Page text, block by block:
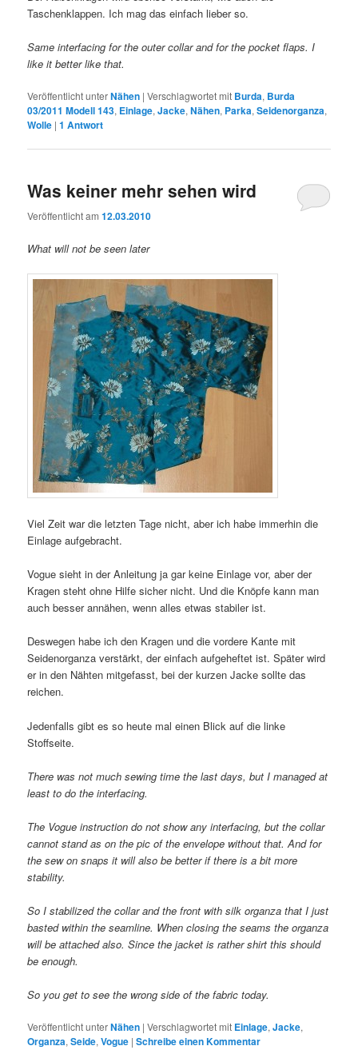
Taschenklappen. Ich mag das einfach lieber so.
Same interfacing for the outer collar and for the pocket flaps. I
like it better like that.
Veröffentlicht unterNähen |Verschlagwortet mit Burda, Burda
03/2011 Modell 143, Einlage,Jacke,Nähen, Parka,Seidenorganza,
Wolle |1 Antwort
Was keiner mehr sehen wird
Veröffentlicht am12.03.2010
What will not be seen later
Viel Zeit war die letzten Tage nicht, aber ich habe immerhin die
Einlage aufgebracht.
Vogue sieht in der Anleitung ja gar keine Einlage vor, aber der
Kragen steht ohne Hilfe sicher nicht. Und die Knöpfe kann man
auch besser annähen, wenn alles etwas stabiler ist.
Deswegen habe ich den Kragen und die vordere Kante mit
Seidenorganza verstärkt, der einfach aufgeheftet ist. Später wird
er in den Nähten mitgefasst, bei der kurzen Jacke sollte das
reichen.
Jedenfalls gibt es so heute mal einen Blick auf die linke
Stoffseite.
There was not much sewing time the last days, but I managed at
least to do the interfacing.
The Vogue instruction do not show any interfacing, but the collar
cannot stand as on the pic of the envelope without that. And for
the sew on snaps it will also be better if there is a bit more
stability.
So I stabilized the collar and the front with silk organza that I just
basted within the seamline. When closing the seams the organza
will be attached also. Since the jacket is rather shirt this should
be enough.
So you get to see the wrong side of the fabric today.
Veröffentlicht unterNähen |Verschlagwortet mit Einlage,Jacke,
Organza,Seide,Vogue |Schreibe einen Kommentar